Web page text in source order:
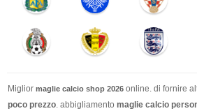
Miglior maglie calcio shop 2026 online. di fornire
poco prezzo. abbigliamento maglie calcio